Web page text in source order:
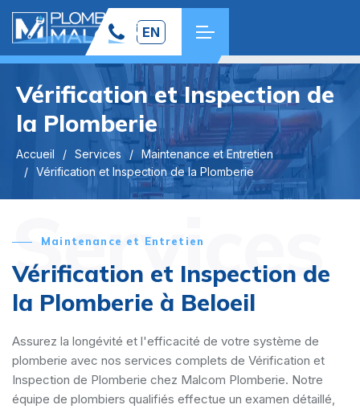
EN
Vérification et Inspection de
la Plomberie
Accueil Services
Maintenance et Entretien
Vérification et Inspection de la Plomberie
Services
Maintenance et Entretien
Vérification et Inspection de
la Plomberie à Beloeil
Assurez la longévité et l'efficacité de votre système de
plomberie avec nos services complets de Vérification et
Inspection de Plomberie chez Malcom Plomberie. Notre
équipe de plombiers qualifiés effectue un examen détaillé,